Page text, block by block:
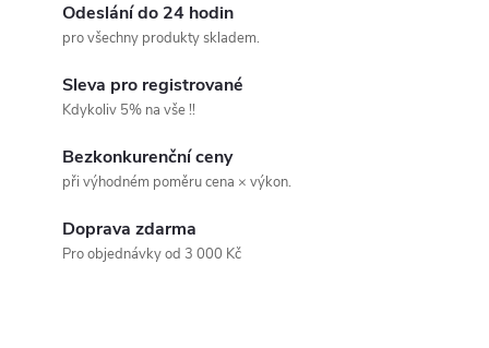
Odeslání do 24 hodin
pro všechny produkty skladem.
Sleva pro registrované
Kdykoliv 5% na vše !!
Bezkonkurenční ceny
při výhodném poměru cena × výkon.
Doprava zdarma
Pro objednávky od 3 000 Kč